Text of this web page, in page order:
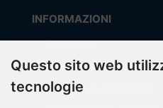
INFORMAZIONI
Produttore
Spese di spedizione
Modalità di pagamento
Questo sito web
tecnologie